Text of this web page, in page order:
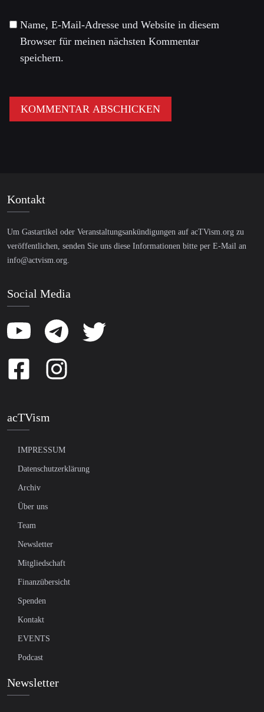
Name, E-Mail-Adresse und Website in diesem
Browser für meinen nächsten Kommentar
speichern.
Kontakt
Um Gastartikel oder Veranstaltungsankündigungen auf acTVism.org zu
veröffentlichen, senden Sie uns diese Informationen bitte per E-Mail an
info@actvism.org.
Social Media
acTVism
IMPRESSUM
Datenschutzerklärung
Archiv
Über uns
Team
Newsletter
Mitgliedschaft
Finanzübersicht
Spenden
Kontakt
EVENTS
Podcast
Newsletter